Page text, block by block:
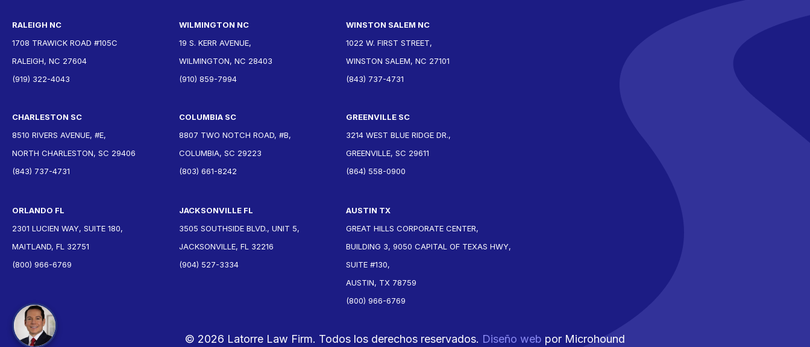
RALEIGH NC
1708 TRAWICK ROAD #105C
RALEIGH, NC 27604
(919) 322-4043
WILMINGTON NC
19 S. KERR AVENUE,
WILMINGTON, NC 28403
(910) 859-7994
WINSTON SALEM NC
1022 W. FIRST STREET,
WINSTON SALEM, NC 27101
(843) 737-4731
CHARLESTON SC
8510 RIVERS AVENUE, #E,
NORTH CHARLESTON, SC 29406
(843) 737-4731
COLUMBIA SC
8807 TWO NOTCH ROAD, #B,
COLUMBIA, SC 29223
(803) 661-8242
GREENVILLE SC
3214 WEST BLUE RIDGE DR.,
GREENVILLE, SC 29611
(864) 558-0900
ORLANDO FL
2301 LUCIEN WAY, SUITE 180,
MAITLAND, FL 32751
(800) 966-6769
JACKSONVILLE FL
3505 SOUTHSIDE BLVD., UNIT 5,
JACKSONVILLE, FL 32216
(904) 527-3334
AUSTIN TX
GREAT HILLS CORPORATE CENTER,
BUILDING 3, 9050 CAPITAL OF TEXAS HWY,
SUITE #130,
AUSTIN, TX 78759
(800) 966-6769
© 2026 Latorre Law Firm. Todos los derechos reservados. Diseño web por Microhound